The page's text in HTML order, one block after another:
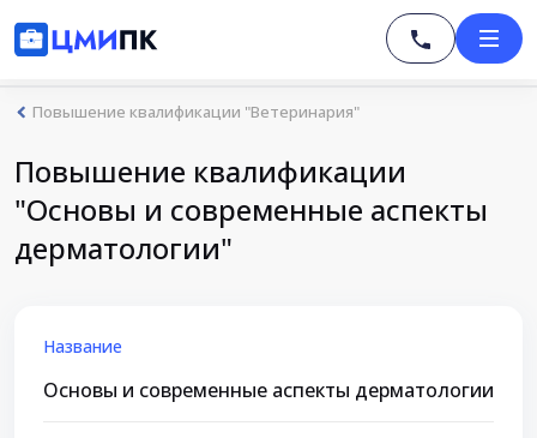
Повышение квалификации "Ветеринария"
Повышение квалификации
"Основы и современные аспекты
дерматологии"
Название
Основы и современные аспекты дерматологии